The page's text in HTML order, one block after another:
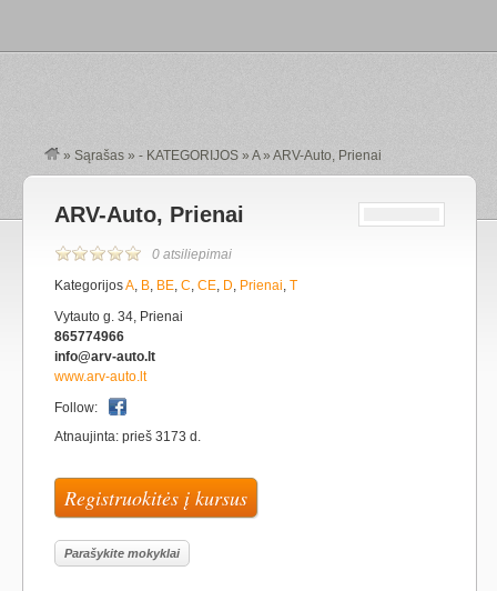
» Sąrašas » - KATEGORIJOS » A »ARV-Auto, Prienai
ARV-Auto, Prienai
0 atsiliepimai
KategorijosA, B, BE, C, CE, D, Prienai, T
Vytauto g. 34, Prienai
865774966
info@arv-auto.lt
www.arv-auto.lt
Follow:
Atnaujinta: prieš 3173 d.
Registruokitės į kursus
Parašykite mokyklai